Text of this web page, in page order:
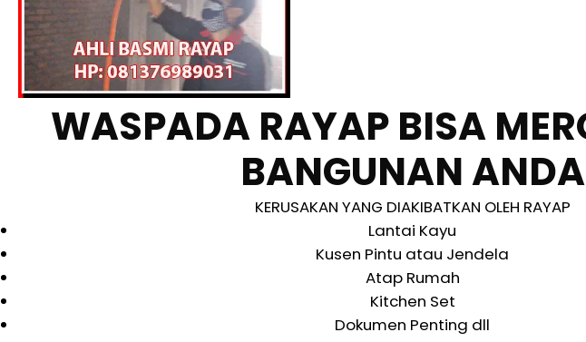
WASPADA RAYAP BISA
BANGUNAN ANDA
KERUSAKAN YANG DIAKIBATKAN OLEH RAYAP
Lantai Kayu
Kusen Pintu atau Jendela
Atap Rumah
Kitchen Set
Dokumen Penting dll